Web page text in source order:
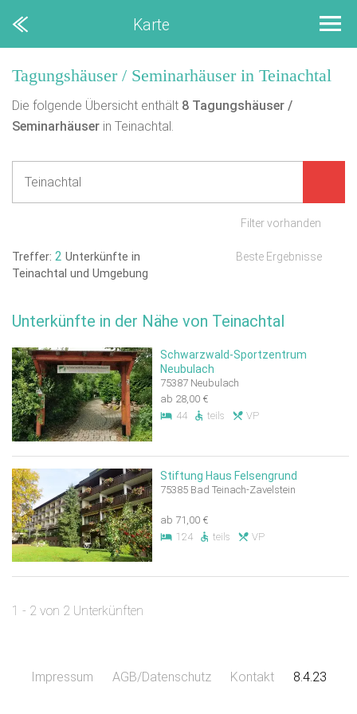
Karte
Tagungshäuser / Seminarhäuser in Teinachtal
Die folgende Übersicht enthält 8 Tagungshäuser /
Seminarhäuser in Teinachtal.
Filter vorhanden
Treffer: 2 Unterkünfte in
Teinachtal und Umgebung
Beste Ergebnisse
Unterkünfte in der Nähe von Teinachtal
Schwarzwald-Sportzentrum
Neubulach
75387 Neubulach
ab 28,00 €
44
teils VP
Stiftung Haus Felsengrund
75385 Bad Teinach-Zavelstein
ab 71,00 €
124
teils VP
1 - 2 von 2 Unterkünften
Impressum AGB/Datenschutz Kontakt 8.4.23